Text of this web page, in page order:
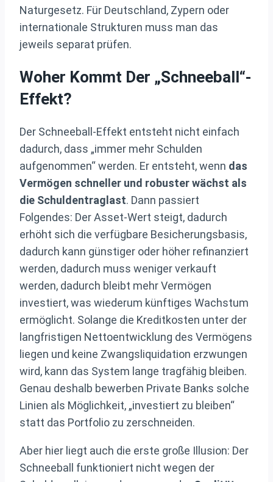
Naturgesetz. Für Deutschland, Zypern oder
internationale Strukturen muss man das
jeweils separat prüfen.
Woher Kommt Der „Schneeball“-
Effekt?
Der Schneeball-Effekt entsteht nicht einfach
dadurch, dass „immer mehr Schulden
aufgenommen“ werden. Er entsteht, wenn das
Vermögen schneller und robuster wächst als
die Schuldentraglast. Dann passiert
Folgendes: Der Asset-Wert steigt, dadurch
erhöht sich die verfügbare Besicherungsbasis,
dadurch kann günstiger oder höher refinanziert
werden, dadurch muss weniger verkauft
werden, dadurch bleibt mehr Vermögen
investiert, was wiederum künftiges Wachstum
ermöglicht. Solange die Kreditkosten unter der
langfristigen Nettoentwicklung des Vermögens
liegen und keine Zwangsliquidation erzwungen
wird, kann das System lange tragfähig bleiben.
Genau deshalb bewerben Private Banks solche
Linien als Möglichkeit, „investiert zu bleiben“
statt das Portfolio zu zerschneiden.
Aber hier liegt auch die erste große Illusion: Der
Schneeball funktioniert nicht wegen der